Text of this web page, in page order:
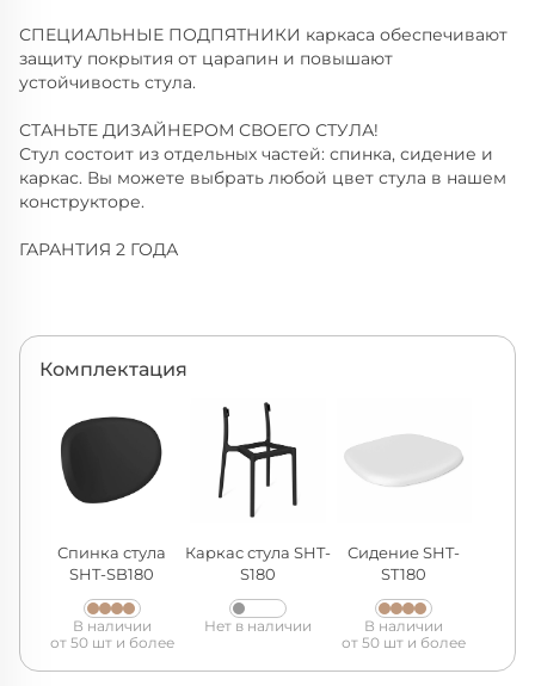
СПЕЦИАЛЬНЫЕ ПОДПЯТНИКИ каркаса обеспечивают
защиту покрытия от царапин и повышают
устойчивость стула.
СТАНЬТЕ ДИЗАЙНЕРОМ СВОЕГО СТУЛА!
Стул состоит из отдельных частей: спинка, сидение и
каркас. Вы можете выбрать любой цвет стула в нашем
конструкторе.
ГАРАНТИЯ 2 ГОДА
Комплектация
Спинка стула
SHT-SB180
В наличии
от 50 шт и более
Каркас стула SHT-
S180
Нет в наличии
Сидение SHT-
ST180
В наличии
от 50 шт и более